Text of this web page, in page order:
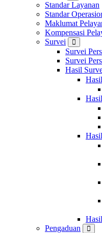
Standar Layanan
Standar
Maklumat
Kompensasi
Survei
Survei
Survei
Hasil
Pengaduan